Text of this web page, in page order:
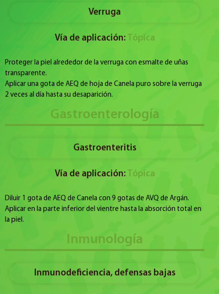
Verruga
Vía de aplicación: Tópica
Proteger la piel alrededor de la verruga con esmalte de uñas
transparente.
Aplicar una gota de AEQ de hoja de Canela puro sobre la verruga
2 veces al día hasta su desaparición.
Gastroenterología
Gastroenteritis
Vía de aplicación: Tópica
Diluir 1 gota de AEQ de Canela con 9 gotas de AVQ de Argán.
Aplicar en la parte inferior del vientre hasta la absorción total en
la piel.
Inmunología
Inmunodeficiencia, defensas bajas